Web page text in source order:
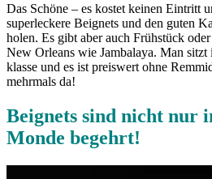
Das Schöne – es kostet keinen Eintritt
superleckere Beignets und den guten
holen. Es gibt aber auch Frühstück
New Orleans wie Jambalaya. Man
klasse und es ist preiswert ohne
mehrmals da!
Beignets sind nicht nur
Monde begehrt!